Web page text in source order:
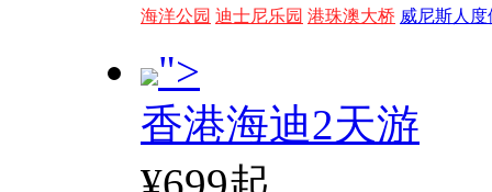
海洋公园 迪士尼乐园 港珠澳大桥 威尼斯人度
">
香港海迪2天游